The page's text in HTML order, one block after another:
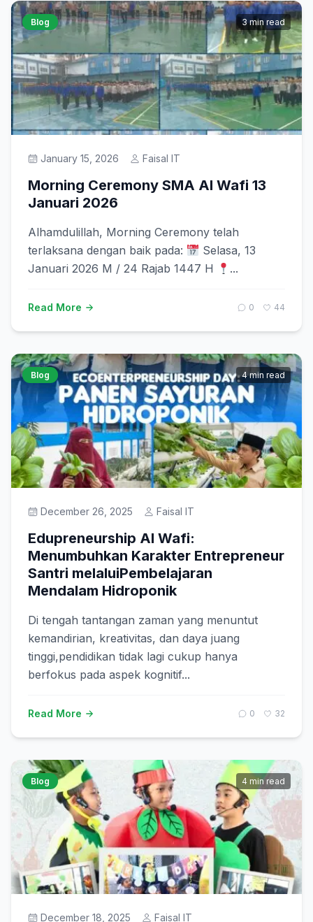
Blog 3 min read
January 15, 2026 Faisal IT
Morning Ceremony SMA Al Wafi 13
Januari 2026
Alhamdulillah, Morning Ceremony telah
terlaksana dengan baik pada:
Selasa, 13
Januari 2026 M / 24 Rajab 1447 H
...
Read More 0 44
Blog 4 min read
December 26, 2025 Faisal IT
Edupreneurship Al Wafi:
Menumbuhkan Karakter Entrepreneur
Santri melaluiPembelajaran
Mendalam Hidroponik
Di tengah tantangan zaman yang menuntut
kemandirian, kreativitas, dan daya juang
tinggi,pendidikan tidak lagi cukup hanya
berfokus pada aspek kognitif...
Read More 0 32
Blog 4 min read
December 18, 2025 Faisal IT